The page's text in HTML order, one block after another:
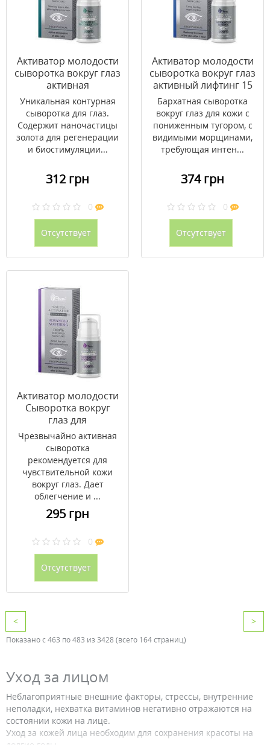
Активатор молодости
сыворотка вокруг глаз
активная
регенерация 15 мл
Уникальная контурная
сыворотка для глаз.
Содержит наночастицы
золота для регенерации
и биостимуляции...
312 грн
0
Отсутствует
Активатор молодости
сыворотка вокруг глаз
активный лифтинг 15
мл
Бархатная сыворотка
вокруг глаз для кожи с
пониженным тугором, с
видимыми морщинами,
требующая интен...
374 грн
0
Отсутствует
Активатор молодости
Сыворотка вокруг
глаз для
чувствительной кожи
с успокаивающим
эффектом 15 мл
Чрезвычайно активная
сыворотка
рекомендуется для
чувствительной кожи
вокруг глаз. Дает
облегчение и ...
295 грн
0
Отсутствует
< >
Показано с 463 по 483 из 3428 (всего 164 страниц)
Уход за лицом
Неблагоприятные внешние факторы, стрессы, внутренние
неполадки, нехватка витаминов негативно отражаются на
состоянии кожи на лице.
Уход за кожей лица необходим для сохранения красоты на